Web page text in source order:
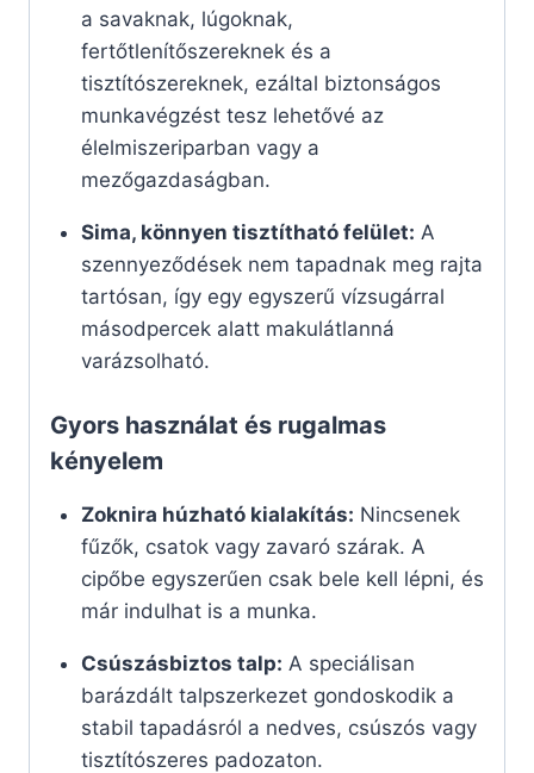
a savaknak, lúgoknak,
fertőtlenítőszereknek és a
tisztítószereknek, ezáltal biztonságos
munkavégzést tesz lehetővé az
élelmiszeriparban vagy a
mezőgazdaságban.
Sima, könnyen tisztítható felület: A
szennyeződések nem tapadnak meg rajta
tartósan, így egy egyszerű vízsugárral
másodpercek alatt makulátlanná
varázsolható.
Gyors használat és rugalmas
kényelem
Zoknira húzható kialakítás: Nincsenek
fűzők, csatok vagy zavaró szárak. A
cipőbe egyszerűen csak bele kell lépni, és
már indulhat is a munka.
Csúszásbiztos talp: A speciálisan
barázdált talpszerkezet gondoskodik a
stabil tapadásról a nedves, csúszós vagy
tisztítószeres padozaton.